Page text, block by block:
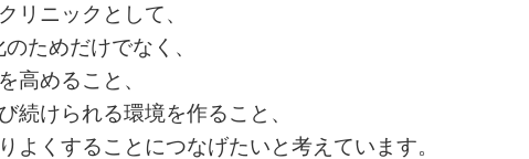
リニックとして、
ためだけでなく、
高めること、
続けられる環境を作ること、
よくすることにつなげたいと考えています。